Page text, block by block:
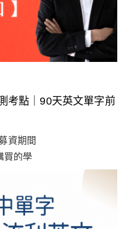
考點｜90天英文單字前
資期間
的學